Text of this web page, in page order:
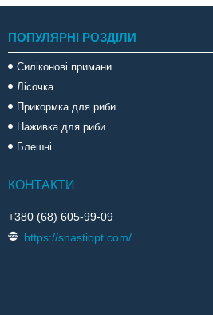
ПОПУЛЯРНІ РОЗДІЛИ
Силіконові примани
Лісочка
Прикормка для риби
Наживка для риби
Блешні
+380 (68) 605-99-09
https://snastiopt.com/